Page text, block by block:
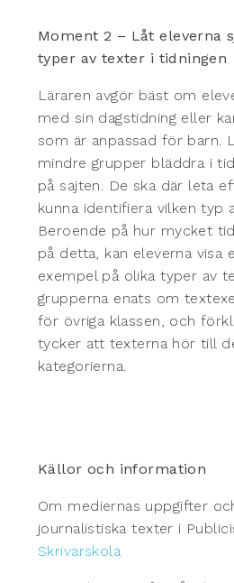
Moment 2 – Låt eleverna
typer av texter i tidningen
Läraren avgör bäst om
med sin dagstidning eller
som är anpassad för barn.
mindre grupper bläddra i
på sajten. De ska där leta
kunna identifiera vilken typ
Beroende på hur mycket
på detta, kan eleverna visa
exempel på olika typer av
grupperna enats om
för övriga klassen, och
tycker att texterna hör till
kategorierna.
Källor och information
Om mediernas uppgifter
journalistiska texter i
Skrivarskola